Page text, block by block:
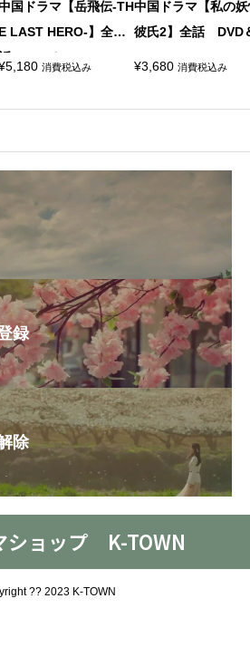
国ドラマ【岳飛伝-TH
E LAST HERO-】全
話 DVD＆Blu-ray
5,180 消費税込み
中国ドラマ【私の
彼氏2】全話 DVD
¥3,680 消費税込み
録
除
ショップ K-TOWN
?? 2023 K-TOWN